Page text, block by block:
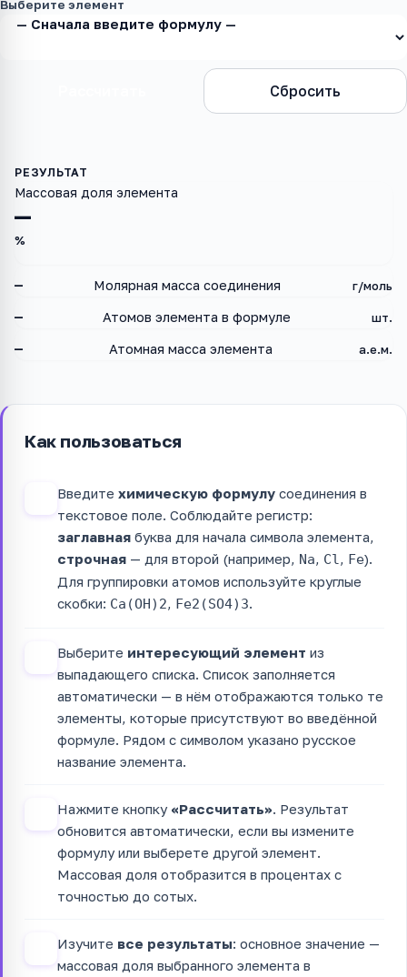
Выберите элемент
Сбросить
—
Массовая доля элемента
%
— Молярная масса соединения г/моль
— Атомов элемента в формуле шт.
— Атомная масса элемента а.е.м.
Как пользоваться
Введите химическую формулу соединения в
текстовое поле. Соблюдайте регистр:
заглавная буква для начала символа элемента,
строчная — для второй (например, Na, Cl, Fe).
Для группировки атомов используйте круглые
скобки: Ca(OH)2, Fe2(SO4)3.
Выберите интересующий элемент из
выпадающего списка. Список заполняется
автоматически — в нём отображаются только те
элементы, которые присутствуют во введённой
формуле. Рядом с символом указано русское
название элемента.
Нажмите кнопку «Рассчитать». Результат
обновится автоматически, если вы измените
формулу или выберете другой элемент.
Массовая доля отобразится в процентах с
точностью до сотых.
Изучите все результаты: основное значение —
массовая доля выбранного элемента в